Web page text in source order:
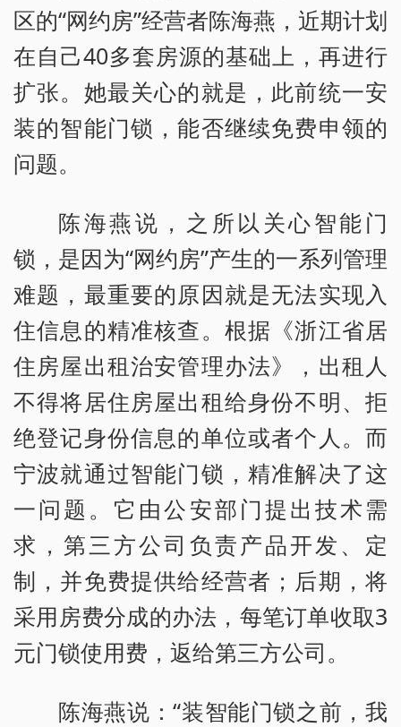
区的“网约房”经营者陈海燕，近期计划
在自己40多套房源的基础上，再进行
扩张。她最关心的就是，此前统一安
装的智能门锁，能否继续免费申领的
问题。
陈海燕说，之所以关心智能门
锁，是因为“网约房”产生的一系列管理
难题，最重要的原因就是无法实现入
住信息的精准核查。根据《浙江省居
住房屋出租治安管理办法》，出租人
不得将居住房屋出租给身份不明、拒
绝登记身份信息的单位或者个人。而
宁波就通过智能门锁，精准解决了这
一问题。它由公安部门提出技术需
求，第三方公司负责产品开发、定
制，并免费提供给经营者；后期，将
采用房费分成的办法，每笔订单收取3
元门锁使用费，返给第三方公司。
陈海燕说：“装智能门锁之前，我